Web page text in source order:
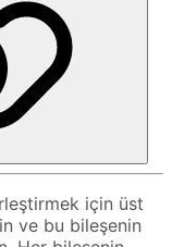
için üst
ve bu bileşenin